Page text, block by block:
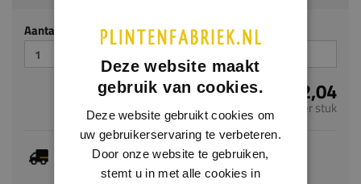
Aantal stuks
€ 52,04
per stuk
Dit artikel is voorradig, de verwachte levertijd
bedraagt 1-3 werkdagen
Deze website maakt
gebruik van cookies.
Deze website gebruikt cookies om
uw gebruikerservaring te verbeteren.
Door onze website te gebruiken,
stemt u in met alle cookies in